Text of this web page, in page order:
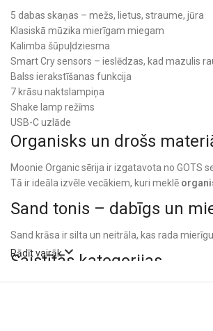
5 dabas skaņas – mežs, lietus, straume, jūra
Klasiskā mūzika mierīgam miegam
Kalimba šūpuļdziesma
Smart Cry sensors – ieslēdzas, kad mazulis
Balss ierakstīšanas funkcija
7 krāsu naktslampiņa
Shake lamp režīms
USB-C uzlāde
Organisks un drošs
Moonie Organic sērija ir izgatavota no GOTS
Tā ir ideāla izvēle vecākiem, kuri meklē
Sand tonis – dabīgs un
Sand krāsa ir silta un neitrāla, kas rada
Saistītās kategorijas
Rādīt vairāk